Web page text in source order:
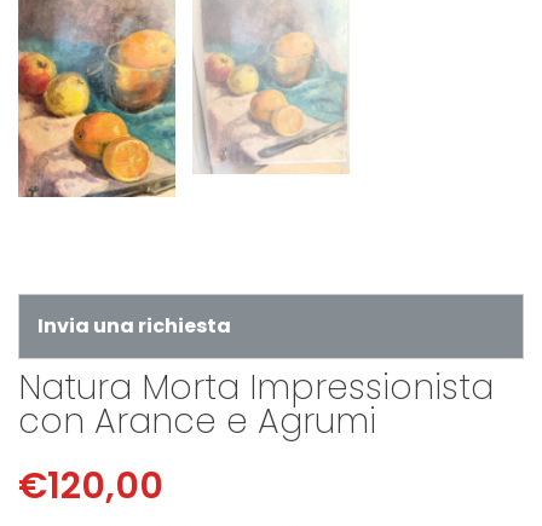
Invia una richiesta
Natura Morta Impressionista
con Arance e Agrumi
€120,00